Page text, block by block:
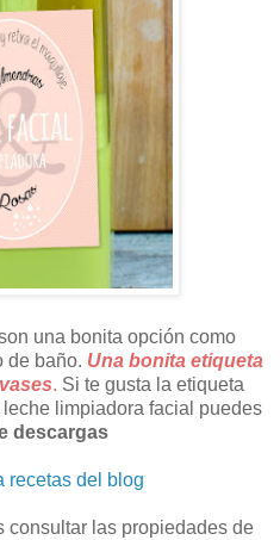
una bonita opción como
de baño. Una bonita etiqueta
. Si te gusta la etiqueta
limpiadora facial puedes
descargas
recetas del blog
consultar las propiedades de